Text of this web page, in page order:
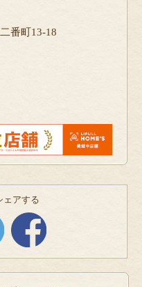
番町13-18
ェアする